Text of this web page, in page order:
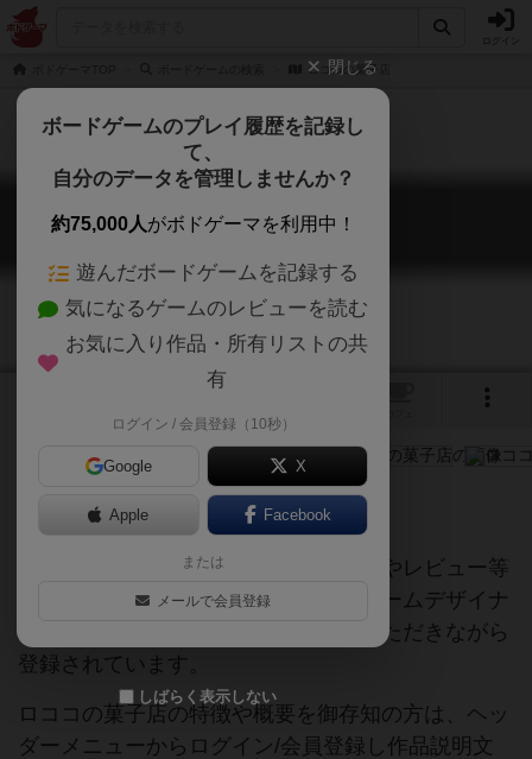
ロココの菓子店
ロココの菓子店
La Pâtisserie Rococo
ご協力ください
当サイトに掲載されている作品説明文やレビュー等
の情報は、ボドゲーマ運営事務局・ゲームデザイナ
ーご本人様・有志の皆様にご協力をいただきながら
登録されています。
ロココの菓子店の特徴や概要を御存知の方は、ヘッ
ダーメニューからログイン/会員登録し作品説明文
閉じる
ボードゲームのプレイ履歴を記録し
て、
自分のデータを管理しませんか？
約75,000人がボドゲーマを利用中！
遊んだボードゲームを記録する
気になるゲームのレビューを読む
お気に入り作品・所有リストの共
有
ログイン / 会員登録（10秒）
Google X
Apple Facebook
または
メールで会員登録
しばらく表示しない